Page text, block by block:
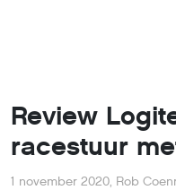
Review
racestuur
1 november 2020, Rob